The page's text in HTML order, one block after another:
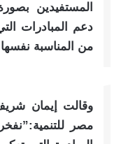
المستفيدين
دعم المبادرات
من المناسبة
وقالت إيمان
مصر